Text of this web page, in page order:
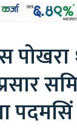
पदमसिं